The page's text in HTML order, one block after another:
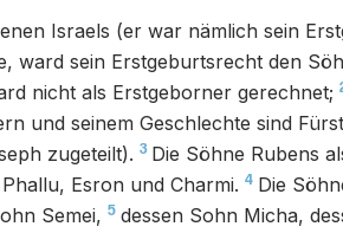
Israels (er war nämlich sein
ward sein Erstgeburtsrecht den
nicht als Erstgeborner gerechnet;
und seinem Geschlechte sind
zugeteilt). 3 Die Söhne Rubens
Esron und Charmi. 4 Die
Semei, 5 dessen Sohn Micha,